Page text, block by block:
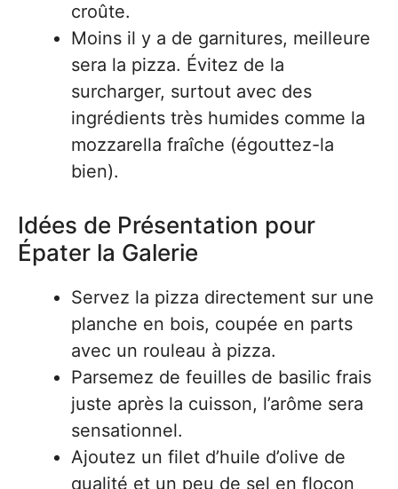
croûte.
Moins il y a de garnitures, meilleure
sera la pizza. Évitez de la
surcharger, surtout avec des
ingrédients très humides comme la
mozzarella fraîche (égouttez-la
bien).
Idées de Présentation pour
Épater la Galerie
Servez la pizza directement sur une
planche en bois, coupée en parts
avec un rouleau à pizza.
Parsemez de feuilles de basilic frais
juste après la cuisson, l’arôme sera
sensationnel.
Ajoutez un filet d’huile d’olive de
qualité et un peu de sel en flocon